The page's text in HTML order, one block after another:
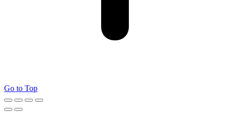
Go to Top